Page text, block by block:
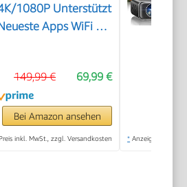
1080P Unterstützt
Apps WiFi 6
Trapezkorrektur
Rauschen,
Ultrakurzdistanzbeamer
großes Bild im
69,99 €
149,99 €
Bei Amazon ansehen
inkl. MwSt., zzgl. Versandkosten * Anzeige